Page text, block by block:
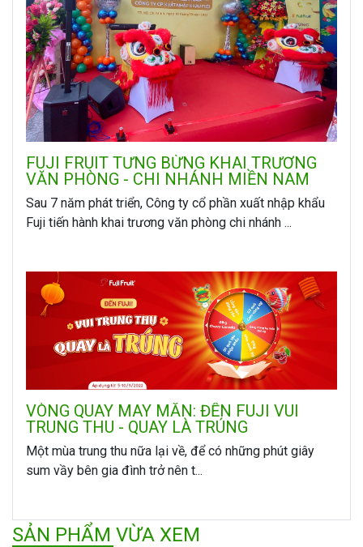
FUJI FRUIT TƯNG BỪNG KHAI TRƯƠNG
VĂN PHÒNG - CHI NHÁNH MIỀN NAM
Sau 7 năm phát triển, Công ty cổ phần xuất nhập khẩu
Fuji tiến hành khai trương văn phòng chi nhánh ...
VÒNG QUAY MAY MẮN: ĐẾN FUJI VUI
TRUNG THU - QUAY LÀ TRÚNG
Một mùa trung thu nữa lại về, để có những phút giây
sum vầy bên gia đình trở nên t...
SẢN PHẨM VỪA XEM